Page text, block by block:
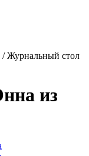
/ Журнальный стол
из